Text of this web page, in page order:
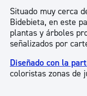
Situado muy cerca
Bidebieta, en este
plantas y árboles
señalizados por
Diseñado con la
coloristas zonas de